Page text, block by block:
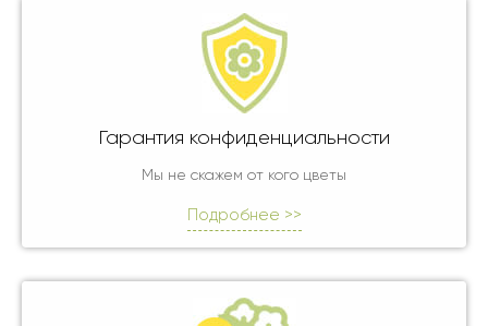
Гарантия конфиденциальности
Мы не скажем от кого цветы
Подробнее >>